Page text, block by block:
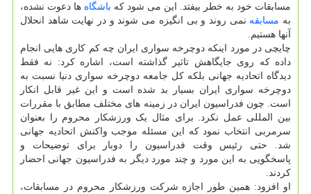
مسابقات خود به خطر بیفتد. این می شود که باشگاه ها دعوت نشده،
به مسابقه نمی روند و بی انگیزه می شوند و در نهایت شاهد انحلال
آنها هستیم.
چایچی در مورد اینکه دوچرخه سواری ایران چه کم کاری هایی انجام
داده که روی جایگاهش تاثیر گذاشته است، اشاره کرد: نه فقط
دیدگاه اتحادیه جهانی بلکه کل جامعه دوچرخه سواری دنیا نسبت به
دوچرخه سواری ایران بسیار بد شده است و این غیر قابل انکار
است. چون فدراسیون ایران در زمینه های مختلف مطابق با مقررات
بین المللی عمل نکرد. برای مثال یک ورزشکار محروم را بعنوان
سرمربی انتخاب نمود که این مسئله موجب واکنش اتحادیه جهانی
شد. حتی رئیس وقت فدراسیون را دوبار برای توضیحات و
پاسخگویی به این مورد و چند مورد دیگر به فدراسیون جهانی احضار
کردند.
او افزود: همین طور اجازه شرکت ورزشکار محروم در مسابقات،